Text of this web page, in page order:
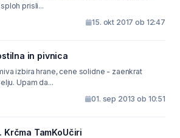
prisli...
15. okt 2017 ob 12:47
in pivnica
hrane, cene solidne - zaenkrat
Upam da...
01. sep 2013 ob 10:51
Krčma TamKoUčiri